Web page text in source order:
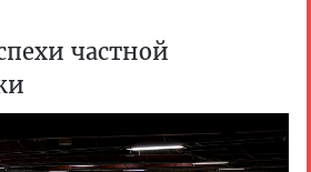
частной